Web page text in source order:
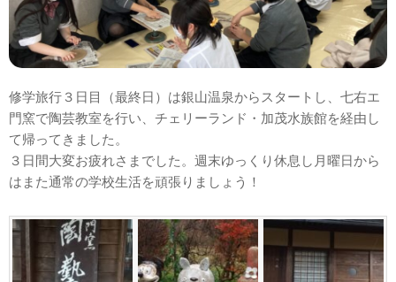
修学旅行３日目（最終日）は銀山温泉からスタートし、七右エ
門窯で陶芸教室を行い、チェリーランド・加茂水族館を経由し
て帰ってきました。
３日間大変お疲れさまでした。週末ゆっくり休息し月曜日から
はまた通常の学校生活を頑張りましょう！